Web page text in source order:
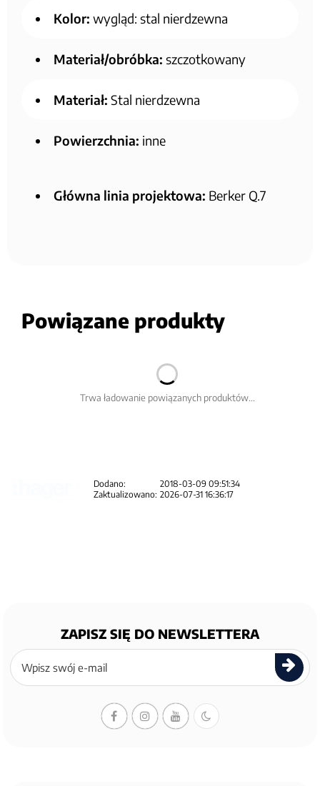
Kolor: wygląd: stal nierdzewna
Materiał/obróbka: szczotkowany
Materiał: Stal nierdzewna
Powierzchnia: inne
Główna linia projektowa: Berker Q.7
Powiązane produkty
Trwa ładowanie powiązanych produktów...
Dodano:
2018-03-09 09:51:34
Zaktualizowano: 2026-07-31 16:36:17
ZAPISZ SIĘ DO NEWSLETTERA
Zapisz
się
newslettera